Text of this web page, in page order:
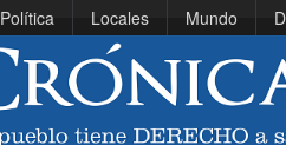
Política Locales Mundo